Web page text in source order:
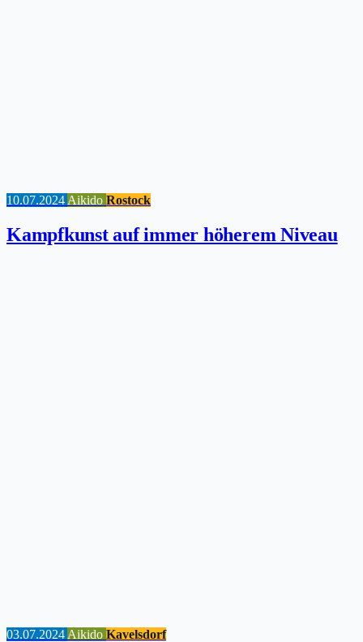
10.07.2024 Aikido Rostock
Kampfkunst auf immer höherem Niveau
03.07.2024 Aikido Kavelsdorf